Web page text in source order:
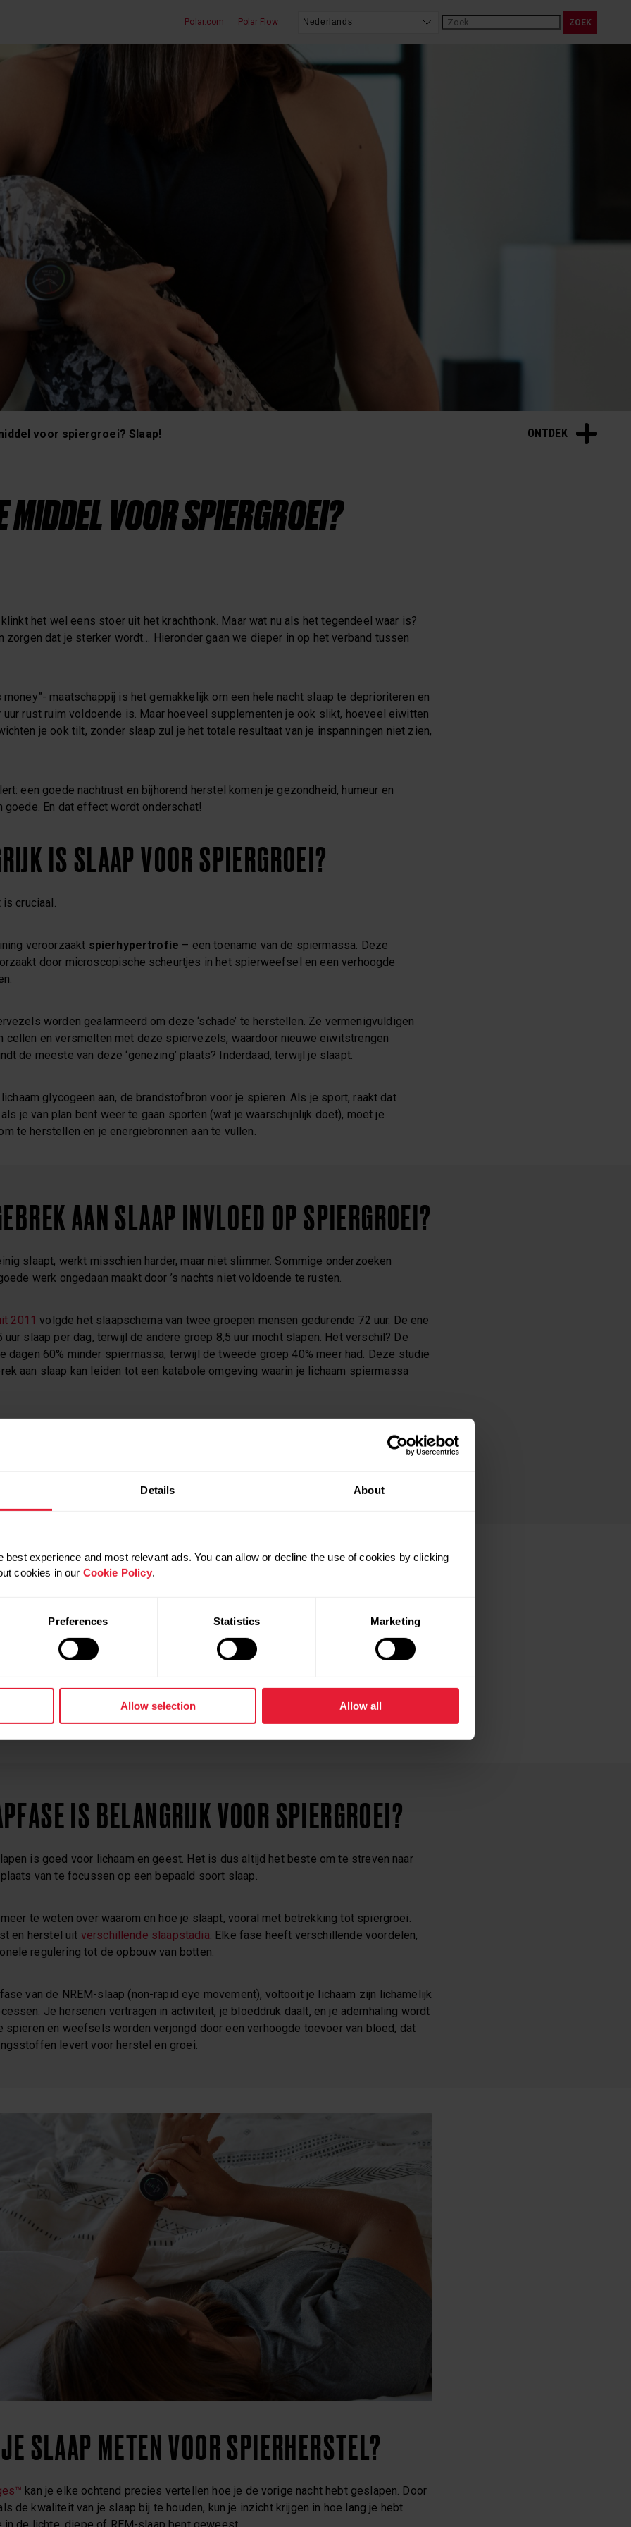
Details About
best experience and most relevant ads. You can allow or decline the use of cookies by clicking
cookies in our Cookie Policy.
Preferences Statistics Marketing
Allow selection Allow all
Polar.com Polar Flow
ONTDEK
voor spiergroei? Slaap!
MIDDEL VOOR SPIERGROEI?
het wel eens stoer uit het krachthonk. Maar wat nu als het tegendeel waar is?
zorgen dat je sterker wordt… Hieronder gaan we dieper in op het verband tussen
money”- maatschappij is het gemakkelijk om een hele nacht slaap te deprioriteren en
uur rust ruim voldoende is. Maar hoeveel supplementen je ook slikt, hoeveel eiwitten
je ook tilt, zonder slaap zul je het totale resultaat van je inspanningen niet zien,
een goede nachtrust en bijhorend herstel komen je gezondheid, humeur en
goede. En dat effect wordt onderschat!
IS SLAAP VOOR SPIERGROEI?
cruciaal.
veroorzaakt spierhypertrofie – een toename van de spiermassa. Deze
door microscopische scheurtjes in het spierweefsel en een verhoogde
worden gealarmeerd om deze ‘schade’ te herstellen. Ze vermenigvuldigen
cellen en versmelten met deze spiervezels, waardoor nieuwe eiwitstrengen
de meeste van deze ‘genezing’ plaats? Inderdaad, terwijl je slaapt.
glycogeen aan, de brandstofbron voor je spieren. Als je sport, raakt dat
je van plan bent weer te gaan sporten (wat je waarschijnlijk doet), moet je
te herstellen en je energiebronnen aan te vullen.
AAN SLAAP INVLOED OP SPIERGROEI?
slaapt, werkt misschien harder, maar niet slimmer. Sommige onderzoeken
werk ongedaan maakt door ’s nachts niet voldoende te rusten.
2011 volgde het slaapschema van twee groepen mensen gedurende 72 uur. De ene
slaap per dag, terwijl de andere groep 8,5 uur mocht slapen. Het verschil? De
dagen 60% minder spiermassa, terwijl de tweede groep 40% meer had. Deze studie
aan slaap kan leiden tot een katabole omgeving waarin je lichaam spiermassa
hen vervolgens te laten sporten. Zij vonden dat “slaapbeperking nadelige effecten
IS NODIG VOOR SPIERGROEI?
heeft elke nacht ongeveer 7-9 uur slaapnodig. En al helemaal als je je
of lichaamssamenstelling wil veranderen. Een goede nachtrust voor en na elke
je alle voordeel uit je inspanningen haalt.
te halen, dan is het hoog tijd om je slaap prioriteit te geven. Probeer enkele van de
IS BELANGRIJK VOOR SPIERGROEI?
is goed voor lichaam en geest. Het is dus altijd het beste om te streven naar
van te focussen op een bepaald soort slaap.
te weten over waarom en hoe je slaapt, vooral met betrekking tot spiergroei.
en herstel uit verschillende slaapstadia. Elke fase heeft verschillende voordelen,
regulering tot de opbouw van botten.
van de NREM-slaap (non-rapid eye movement), voltooit je lichaam zijn lichamelijk
Je hersenen vertragen in activiteit, je bloeddruk daalt, en je ademhaling wordt
spieren en weefsels worden verjongd door een verhoogde toevoer van bloed, dat
levert voor herstel en groei.
SLAAP METEN VOOR SPIERHERSTEL?
kan je elke ochtend precies vertellen hoe je de vorige nacht hebt geslapen. Door
de kwaliteit van je slaap bij te houden, kun je inzicht krijgen in hoe lang je hebt